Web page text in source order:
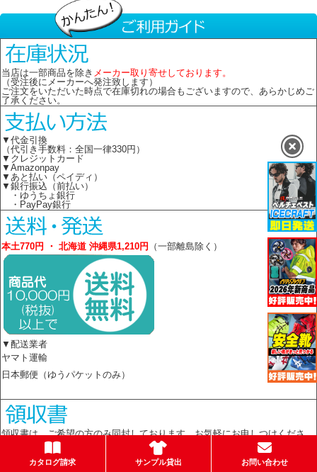
当店は一部商品を除き メーカー取り寄せしております。
（受注後にメーカーへ発注致します）
ご注文をいただいた時点で在庫切れの場合もございますので、あらかじめご
了承ください。
▼代金引換
（代引き手数料：全国一律330円）
▼クレジットカード
▼Amazonpay
▼あと払い（ペイディ）
▼銀行振込（前払い）
・ゆうちょ銀行
・PayPay銀行
本土770円 ・ 北海道 沖縄県1,210円 （一部離島除く）
▼配送業者
ヤマト運輸
日本郵便（ゆうパケットのみ）
領収書は、ご希望の方のみ同封しております。お気軽にお申しつけくださ
カタログ請求 サンプル貸出 お問い合わせ